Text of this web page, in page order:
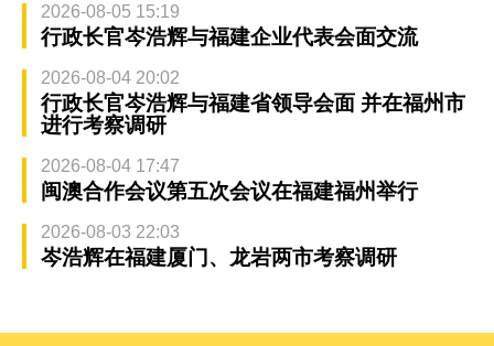
2026-08-05 15:19
行政长官岑浩辉与福建企业代表会面交流
2026-08-04 20:02
行政长官岑浩辉与福建省领导会面 并在福州市
进行考察调研
2026-08-04 17:47
闽澳合作会议第五次会议在福建福州举行
2026-08-03 22:03
岑浩辉在福建厦门、龙岩两市考察调研